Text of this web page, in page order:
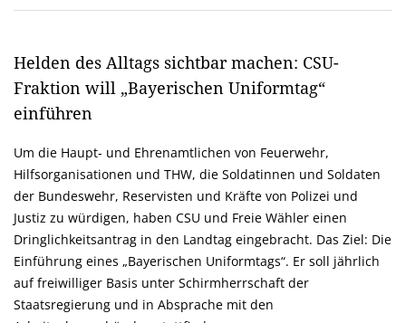
Helden des Alltags sichtbar machen: CSU-
Fraktion will „Bayerischen Uniformtag“
einführen
Um die Haupt- und Ehrenamtlichen von Feuerwehr,
Hilfsorganisationen und THW, die Soldatinnen und Soldaten
der Bundeswehr, Reservisten und Kräfte von Polizei und
Justiz zu würdigen, haben CSU und Freie Wähler einen
Dringlichkeitsantrag in den Landtag eingebracht. Das Ziel: Die
Einführung eines „Bayerischen Uniformtags“. Er soll jährlich
auf freiwilliger Basis unter Schirmherrschaft der
Staatsregierung und in Absprache mit den